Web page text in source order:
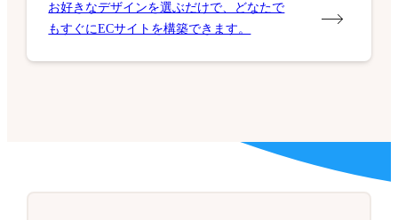
お好きなデザインを選ぶだけで、どなたで
もすぐにECサイトを構築できます。